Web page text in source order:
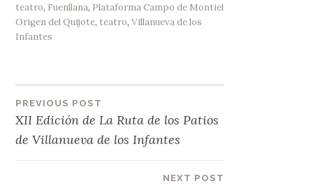
teatro, Fuenllana, Plataforma Campo de Montiel
Origen del Quijote, teatro,Villanueva de los
Infantes
Navegación
de
PREVIOUS POST
XII Edición de La Ruta de los Patios
de Villanueva de los Infantes
NEXT POST